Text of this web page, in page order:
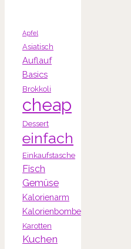
Apfel
Asiatisch
Auflauf
Basics
Brokkoli
cheap
Dessert
einfach
Einkaufstasche
Fisch
Gemüse
Kalorienarm
Kalorienbombe
Karotten
Kuchen